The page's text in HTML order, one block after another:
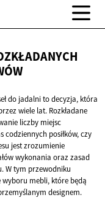
do jadalni to decyzja, która
wiele lat. Rozkładane
liczby miejsc
posiłków, czy
jest zrozumienie
wykonania oraz zasad
W tym przewodniku
mebli, które będą
designem.